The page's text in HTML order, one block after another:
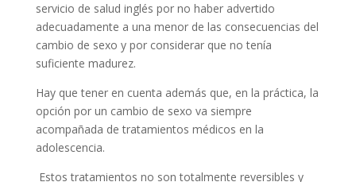
servicio de salud inglés por no haber advertido
adecuadamente a una menor de las consecuencias del
cambio de sexo y por considerar que no tenía
suficiente madurez.
Hay que tener en cuenta además que, en la práctica, la
opción por un cambio de sexo va siempre
acompañada de tratamientos médicos en la
adolescencia.
Estos tratamientos no son totalmente reversibles y